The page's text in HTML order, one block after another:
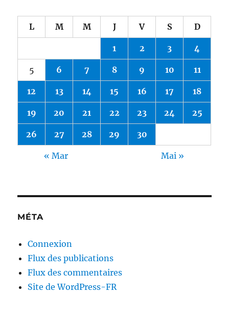
L M M J V S D
1 2 3 4
5 6 7 8 9 10 11
12 13 14 15 16 17 18
19 20 21 22 23 24 25
26 27 28 29 30
« Mar Mai »
MÉTA
Connexion
Flux des publications
Flux des commentaires
Site de WordPress-FR